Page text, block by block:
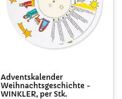
Adventskalender
Weihnachtsgeschichte -
WINKLER, per Stk.